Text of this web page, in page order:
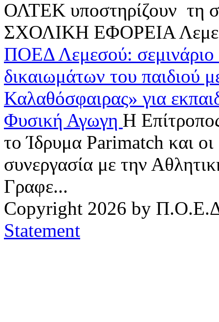
ΟΛΤΕΚ υποστηρίζουν τη
ΣΧΟΛΙΚΗ ΕΦΟΡΕΙΑ
ΠΟΕΔ Λεμεσού: σεμινάριο
δικαιωμάτων του παιδιού
Καλαθόσφαιρας» για
Φυσική Αγωγη H
το Ίδρυμα Parimatch και
συνεργασία με την
Γραφε...
Copyright 2026 by
Statement